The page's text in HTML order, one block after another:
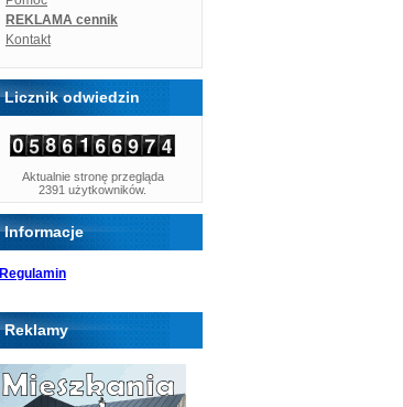
REKLAMA cennik
Kontakt
Licznik odwiedzin
Aktualnie stronę przegląda
2391 użytkowników.
Informacje
Regulamin
Reklamy